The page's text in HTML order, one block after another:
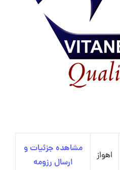
اهواز
مشاهده جزئیات و
ارسال رزومه